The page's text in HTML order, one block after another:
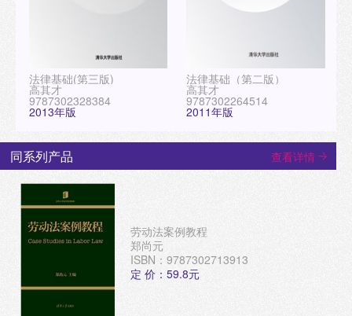
法律基础(第三版)
高其才
9787302328384
2013年版
法律基础（第二版）
高其才
9787302264514
2011年版
同系列产品 查看详情
劳动法案例教程
郑尚元
ISBN：9787302713913
定 价：59.8元